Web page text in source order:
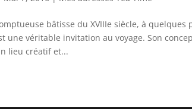
bâtisse du XVIIIe siècle, à
une véritable invitation au voyage. Son
lieu créatif et...